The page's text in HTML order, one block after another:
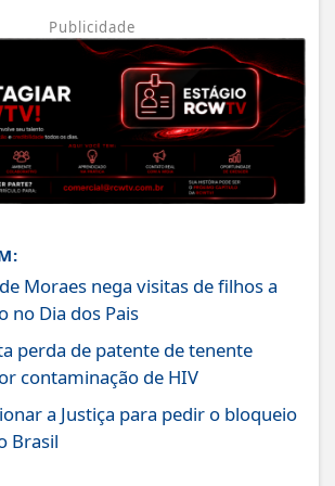
Publicidade
Moraes nega visitas de filhos a
no Dia dos Pais
perda de patente de tenente
contaminação de HIV
a Justiça para pedir o bloqueio
Brasil